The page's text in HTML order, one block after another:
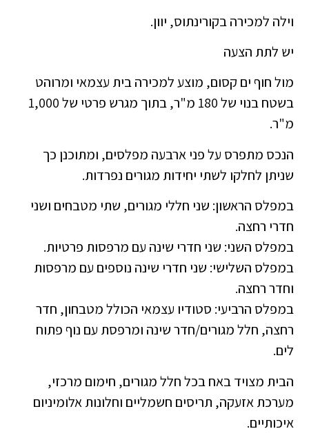
וילה למכירה בקורינתוס, יוון.
יש לתת הצעה
מול חוף ים קסום, מוצע למכירה בית עצמאי ומרוהט
בשטח בנוי של 180 מ"ר, בתוך מגרש פרטי של 1,000
מ"ר.
הנכס מתפרס על פני ארבעה מפלסים, ומתוכנן כך
שניתן לחלקו לשתי יחידות מגורים נפרדות.
במפלס הראשון: שני חללי מגורים, שתי מטבחים ושני
חדרי רחצה.
במפלס השני: שני חדרי שינה עם מרפסות פרטיות.
במפלס השלישי: שני חדרי שינה נוספים עם מרפסות
וחדר רחצה.
במפלס הרביעי: סטודיו עצמאי הכולל מטבחון, חדר
רחצה, חלל מגורים/חדר שינה ומרפסת עם נוף פתוח
לים.
הבית מצויד באח בכל חלל מגורים, חימום מרכזי,
מערכת אזעקה, תריסים חשמליים וחלונות אלומיניום
איכותיים.